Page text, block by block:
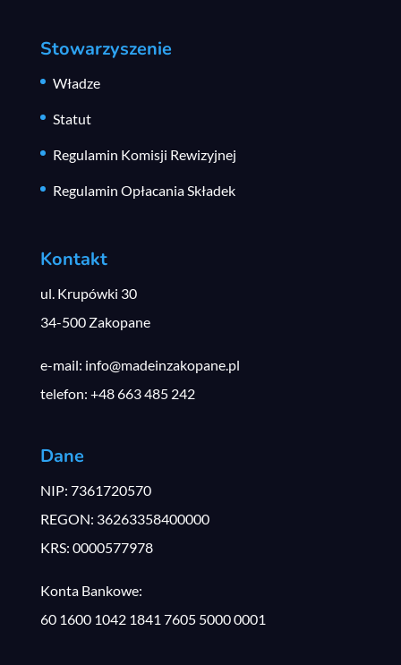
Stowarzyszenie
Władze
Statut
Regulamin Komisji Rewizyjnej
Regulamin Opłacania Składek
Kontakt
ul. Krupówki 30
34-500 Zakopane
e-mail: info@madeinzakopane.pl
telefon: +48 663 485 242
Dane
NIP: 7361720570
REGON: 36263358400000
KRS: 0000577978
Konta Bankowe:
60 1600 1042 1841 7605 5000 0001